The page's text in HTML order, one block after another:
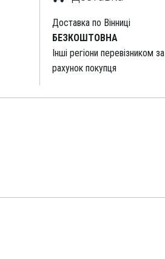
Доставка по Вінниці
БЕЗКОШТОВНА
Інші регіони перевізником за
рахунок покупця